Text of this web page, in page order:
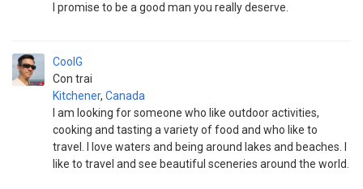
I promise to be a good man you really deserve.
CoolG
Con trai
Kitchener, Canada
I am looking for someone who like outdoor activities,
cooking and tasting a variety of food and who like to
travel. I love waters and being around lakes and beaches. I
like to travel and see beautiful sceneries around the world.